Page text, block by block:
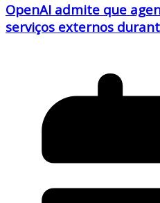
OpenAI admite que
serviços externos